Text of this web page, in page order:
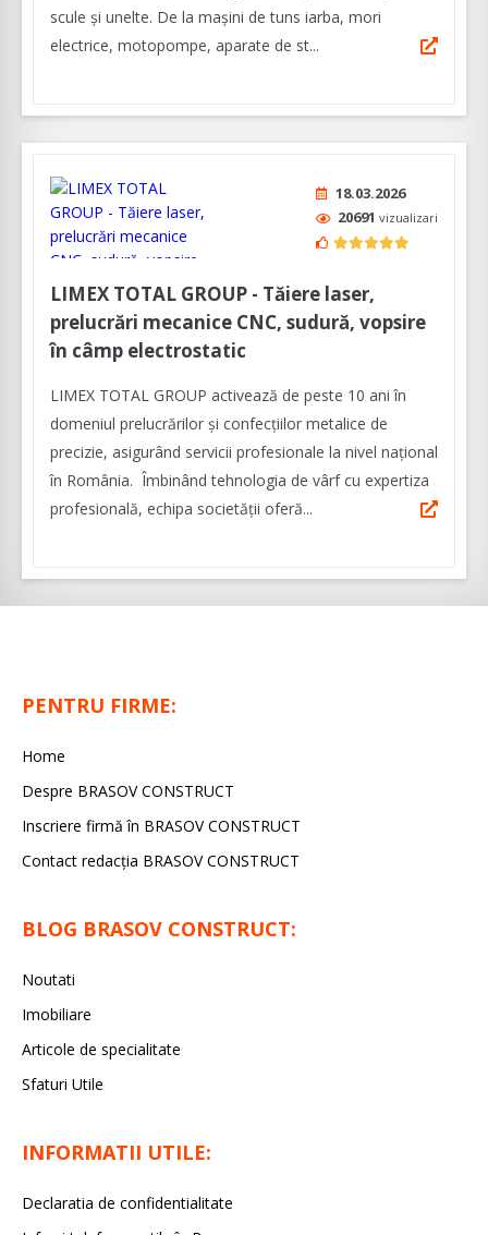
scule și unelte. De la mașini de tuns iarba, mori
electrice, motopompe, aparate de st...
18.03.2026
20691 vizualizari
LIMEX TOTAL GROUP - Tăiere laser,
prelucrări mecanice CNC, sudură, vopsire
în câmp electrostatic
LIMEX TOTAL GROUP activează de peste 10 ani în
domeniul prelucrărilor şi confecţiilor metalice de
precizie, asigurând servicii profesionale la nivel naţional
în România. Îmbinând tehnologia de vârf cu expertiza
profesională, echipa societăţii oferă...
PENTRU FIRME:
Home
Despre BRASOV CONSTRUCT
Inscriere firmă în BRASOV CONSTRUCT
Contact redacţia BRASOV CONSTRUCT
BLOG BRASOV CONSTRUCT:
Noutati
Imobiliare
Articole de specialitate
Sfaturi Utile
INFORMATII UTILE:
Declaratia de confidentialitate